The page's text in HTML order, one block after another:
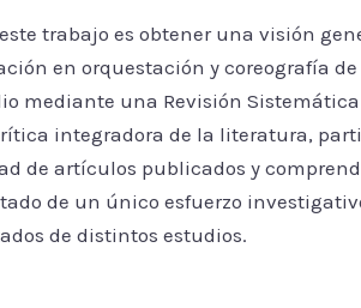
trabajo es obtener una visión
en orquestación y coreografía de
mediante una Revisión
integradora de la literatura,
de artículos publicados y
de un único esfuerzo
de distintos estudios.